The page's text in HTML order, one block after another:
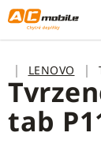
Přejít
na
obsah
DomůLENOVO
tab